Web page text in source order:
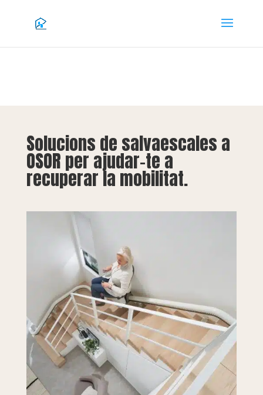
Solucions de salvaescales a
OSOR per ajudar-te a
recuperar la mobilitat.